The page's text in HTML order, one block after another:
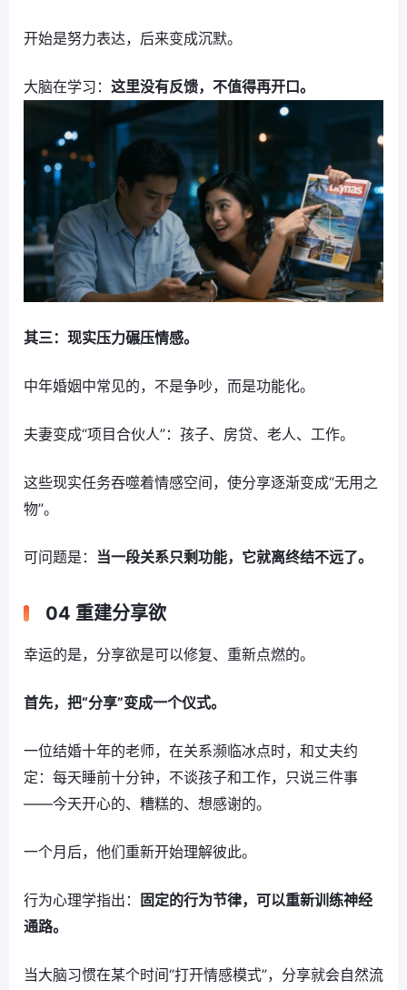
开始是努力表达，后来变成沉默。
大脑在学习： 这里没有反馈，不值得再开口。
其三：现实压力碾压情感。
中年婚姻中常见的，不是争吵，而是功能化。
夫妻变成“项目合伙人”：孩子、房贷、老人、工作。
这些现实任务吞噬着情感空间，使分享逐渐变成“无用之
物”。
可问题是： 当一段关系只剩功能，它就离终结不远了。
04 重建分享欲
幸运的是，分享欲是可以修复、重新点燃的。
首先，把“分享”变成一个仪式。
一位结婚十年的老师，在关系濒临冰点时，和丈夫约
定：每天睡前十分钟，不谈孩子和工作，只说三件事
——今天开心的、糟糕的、想感谢的。
一个月后，他们重新开始理解彼此。
行为心理学指出： 固定的行为节律，可以重新训练神经
通路。
当大脑习惯在某个时间“打开情感模式”，分享就会自然流